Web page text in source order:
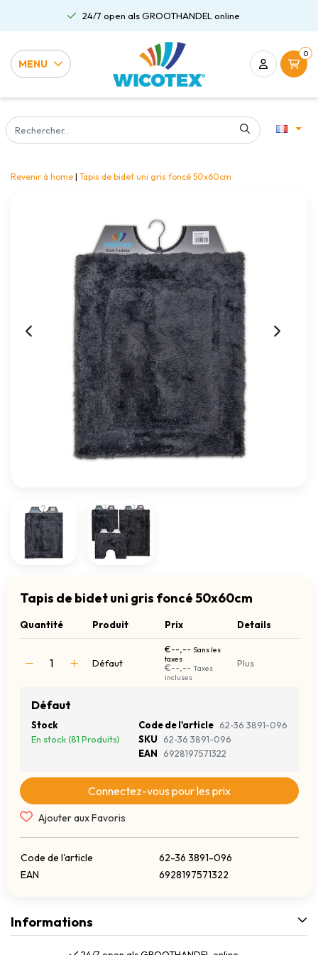
24/7 open als GROOTHANDEL online
MENU
0
Revenir à home | Tapis de bidet uni gris foncé 50x60cm
Tapis de bidet uni gris foncé 50x60cm
Quantité Produit Prix Details
Défaut
€--,-- Sans les
taxes
€--,-- Taxes
incluses
Plus
Défaut
Stock
En stock (81 Produits)
Code de l'article 62-36 3891-096
SKU
62-36 3891-096
EAN
6928197571322
Connectez-vous pour les prix
Ajouter aux Favoris
Code de l'article
62-36 3891-096
EAN
6928197571322
Informations